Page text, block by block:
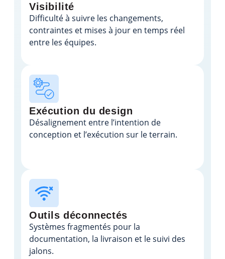
Visibilité
Difficulté à suivre les changements,
contraintes et mises à jour en temps réel
entre les équipes.
Exécution du design
Désalignement entre l’intention de
conception et l’exécution sur le terrain.
Outils déconnectés
Systèmes fragmentés pour la
documentation, la livraison et le suivi des
jalons.